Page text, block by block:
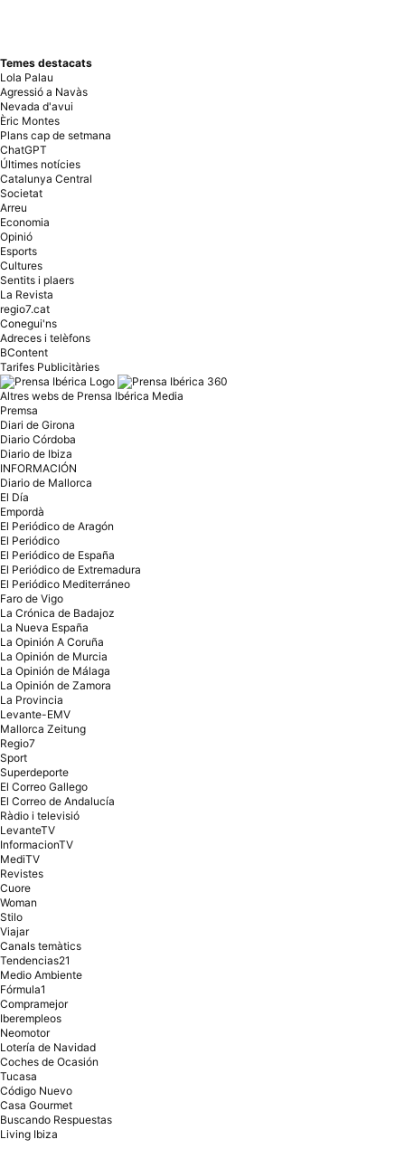
Temes destacats
Lola Palau
Agressió a Navàs
Nevada d'avui
Èric Montes
Plans cap de setmana
ChatGPT
Últimes notícies
Catalunya Central
Societat
Arreu
Economia
Opinió
Esports
Cultures
Sentits i plaers
La Revista
regio7.cat
Conegui'ns
Adreces i telèfons
BContent
Tarifes Publicitàries
Altres webs de Prensa Ibérica Media
Premsa
Diari de Girona
Diario Córdoba
Diario de Ibiza
INFORMACIÓN
Diario de Mallorca
El Día
Empordà
El Periódico de Aragón
El Periódico
El Periódico de España
El Periódico de Extremadura
El Periódico Mediterráneo
Faro de Vigo
La Crónica de Badajoz
La Nueva España
La Opinión A Coruña
La Opinión de Murcia
La Opinión de Málaga
La Opinión de Zamora
La Provincia
Levante-EMV
Mallorca Zeitung
Regio7
Sport
Superdeporte
El Correo Gallego
El Correo de Andalucía
Ràdio i televisió
LevanteTV
InformacionTV
MediTV
Revistes
Cuore
Woman
Stilo
Viajar
Canals temàtics
Tendencias21
Medio Ambiente
Fórmula1
Compramejor
Iberempleos
Neomotor
Lotería de Navidad
Coches de Ocasión
Tucasa
Código Nuevo
Casa Gourmet
Buscando Respuestas
Living Ibiza